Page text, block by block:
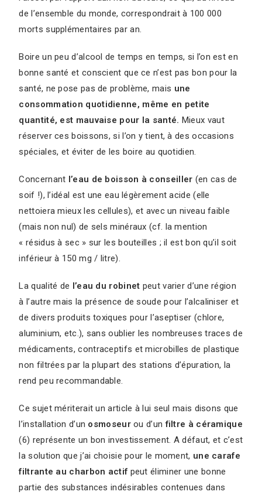
de l’ensemble du monde, correspondrait à 100 000
morts supplémentaires par an.
Boire un peu d’alcool de temps en temps, si l’on est en
bonne santé et conscient que ce n’est pas bon pour la
santé, ne pose pas de problème, mais une
consommation quotidienne, même en petite
quantité, est mauvaise pour la santé. Mieux vaut
réserver ces boissons, si l’on y tient, à des occasions
spéciales, et éviter de les boire au quotidien.
Concernant l’eau de boisson à conseiller (en cas de
soif !), l’idéal est une eau légèrement acide (elle
nettoiera mieux les cellules), et avec un niveau faible
(mais non nul) de sels minéraux (cf. la mention
« résidus à sec » sur les bouteilles ; il est bon qu’il soit
inférieur à 150 mg / litre).
La qualité de l’eau du robinet peut varier d’une région
à l’autre mais la présence de soude pour l’alcaliniser et
de divers produits toxiques pour l’aseptiser (chlore,
aluminium, etc.), sans oublier les nombreuses traces de
médicaments, contraceptifs et microbilles de plastique
non filtrées par la plupart des stations d’épuration, la
rend peu recommandable.
Ce sujet mériterait un article à lui seul mais disons que
l’installation d’un osmoseurou d’unfiltre à céramique
(6) représente un bon investissement. A défaut, et c’est
la solution que j’ai choisie pour le moment, une carafe
filtrante au charbon actif peut éliminer une bonne
partie des substances indésirables contenues dans